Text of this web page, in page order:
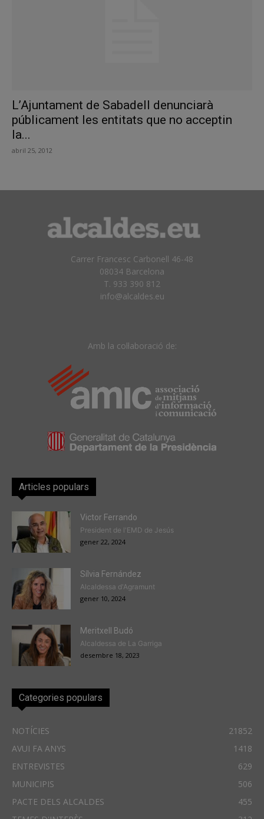
L’Ajuntament de Sabadell denunciarà
públicament les entitats que no acceptin
la...
abril 25, 2012
Carrer Francesc Carbonell 46-48
08034 Barcelona
T. 933 390 812
info@alcaldes.eu
Amb la col·laboració de:
Articles populars
Victor Ferrando
President de l'EMD de Jesús
gener 22, 2024
Sílvia Fernández
Alcaldessa d'Agramunt
gener 10, 2024
Meritxell Budó
Alcaldessa de La Garriga
desembre 18, 2023
Categories populars
NOTÍCIES
21852
AVUI FA ANYS
1418
ENTREVISTES
629
MUNICIPIS
506
PACTE DELS ALCALDES
455